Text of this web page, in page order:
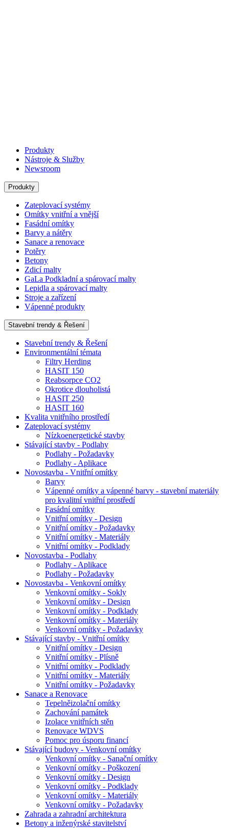
Produkty
Nástroje & Služby
Newsroom
Produkty
Zateplovací systémy
Omítky vnitřní a vnější
Fasádní omítky
Barvy a nátěry
Sanace a renovace
Potěry
Betony
Zdicí malty
GaLa Podkladní a spárovací malty
Lepidla a spárovací malty
Stroje a zařízení
Vápenné produkty
Stavební trendy & Řešení
Stavební trendy & Řešení
Environmentální témata
Filtry Herding
HASIT 150
Reabsorpce CO2
Okrotice dlouholistá
HASIT 250
HASIT 160
Kvalita vnitřního prostředí
Zateplovací systémy
Nízkoenergetické stavby
Stávající stavby - Podlahy
Podlahy - Požadavky
Podlahy - Aplikace
Novostavba - Vnitřní omítky
Barvy
Vápenné omítky a vápenné barvy - stavební materiály
pro kvalitní vnitřní prostředí
Fasádní omítky
Vnitřní omítky - Design
Vnitřní omítky - Požadavky
Vnitřní omítky - Materiály
Vnitřní omítky - Podklady
Novostavba - Podlahy
Podlahy - Aplikace
Podlahy - Požadavky
Novostavba - Venkovní omítky
Venkovní omítky - Sokly
Venkovní omítky - Design
Venkovní omítky - Podklady
Venkovní omítky - Materiály
Venkovní omítky - Požadavky
Stávající stavby - Vnitřní omítky
Vnitřní omítky - Design
Vnitřní omítky - Plísně
Vnitřní omítky - Podklady
Vnitřní omítky - Materiály
Vnitřní omítky - Požadavky
Sanace a Renovace
Tepelněizolační omítky
Zachování památek
Izolace vnitřních stěn
Renovace WDVS
Pomoc pro úsporu financí
Stávající budovy - Venkovní omítky
Venkovní omítky - Sanační omítky
Venkovní omítky - Poškození
Venkovní omítky - Design
Venkovní omítky - Podklady
Venkovní omítky - Materiály
Venkovní omítky - Požadavky
Zahrada a zahradní architektura
Betony a inženýrské stavitelství